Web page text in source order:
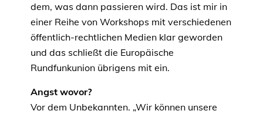
dem, was dann passieren wird. Das ist mir in
einer Reihe von Workshops mit verschiedenen
öffentlich-rechtlichen Medien klar geworden
und das schließt die Europäische
Rundfunkunion übrigens mit ein.
Angst wovor?
Vor dem Unbekannten. „Wir können unsere